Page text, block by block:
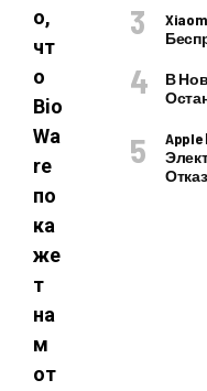
о,
чт
о
Bio
Wa
re
по
ка
же
т
на
м
от
В